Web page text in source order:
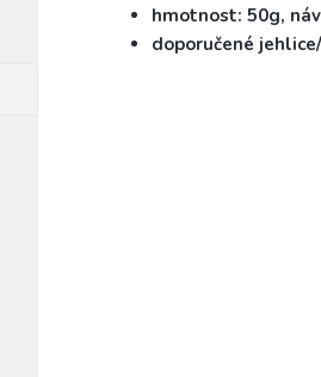
hmotnost: 50g,
doporučené